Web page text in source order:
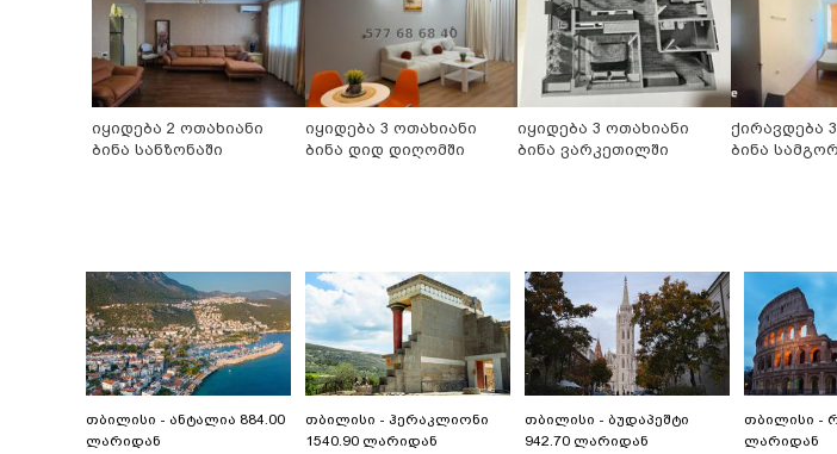
იყიდება 2 ოთახიანი
ბინა სანზონაში
იყიდება 3 ოთახიანი
ბინა დიდ დიღომში
იყიდება 3 ოთახიანი
ბინა ვარკეთილში
ქირავდება
ბინა
თბილისი - ანტალია 884.00
ლარიდან
თბილისი - ჰერაკლიონი
1540.90 ლარიდან
თბილისი - ბუდაპეშტი
942.70 ლარიდან
თბილისი -
ლარიდან